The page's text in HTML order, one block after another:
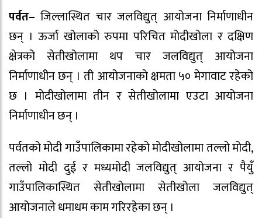
पर्वत– जिल्लास्थित चार जलविद्युत् आयोजना निर्माणाधीन
छन् । ऊर्जा खोलाको रुपमा परिचित मोदीखोला र दक्षिण
क्षेत्रको सेतीखोलामा थप चार जलविद्युत् आयोजना
निर्माणाधीन छन् । ती आयोजनाको क्षमता ५० मेगावाट रहेको
छ । मोदीखोलामा तीन र सेतीखोलामा एउटा आयोजना
निर्माणाधीन छन् ।
पर्वतको मोदी गाउँपालिकामा रहेको मोदीखोलामा तल्लो मोदी,
तल्लो मोदी दुई र मध्यमोदी जलविद्युत् आयोजना र पैयुँ
गाउँपालिकास्थित सेतीखोलामा सेतीखोला जलविद्युत्
आयोजनाले धमाधम काम गरिरहेका छन् ।